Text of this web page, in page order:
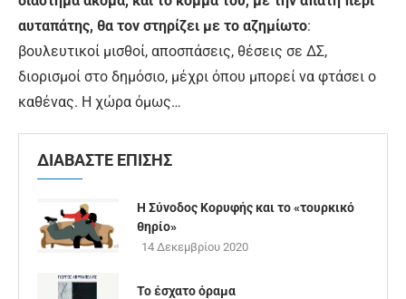
αυταπάτης, θα τον στηρίζει με το αζημίωτο:
βουλευτικοί μισθοί, αποσπάσεις, θέσεις σε ΔΣ,
διορισμοί στο δημόσιο, μέχρι όπου μπορεί να φτάσει ο
καθένας. Η χώρα όμως…
ΔΙΑΒΑΣΤΕ ΕΠΙΣΗΣ
Η Σύνοδος Κορυφής και το «τουρκικό
θηρίο»
14 Δεκεμβρίου 2020
Το έσχατο όραμα